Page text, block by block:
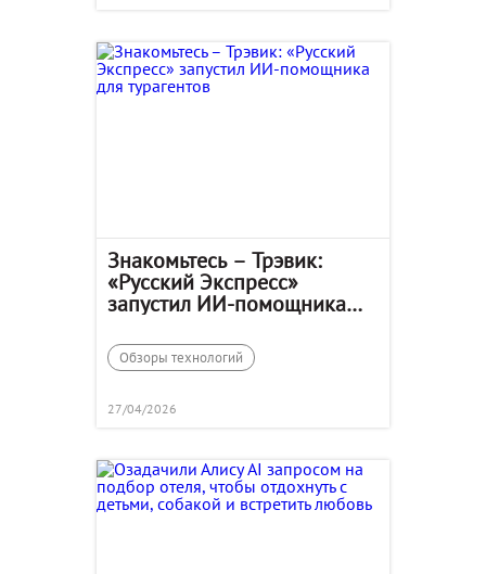
Знакомьтесь – Трэвик:
«Русский Экспресс»
запустил ИИ-помощника
Обзоры технологий
27/04/2026